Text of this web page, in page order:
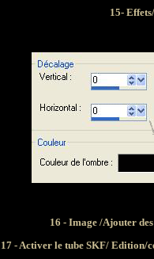
15-
16 - Image /Ajouter
17 - Activer le tube SKF/ Edition/